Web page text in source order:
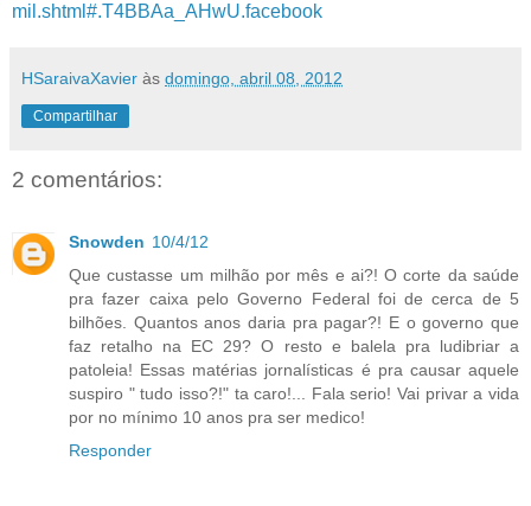
mil.shtml#.T4BBAa_AHwU.facebook
HSaraivaXavier às domingo, abril 08, 2012
Compartilhar
2 comentários:
Snowden 10/4/12
Que custasse um milhão por mês e ai?! O corte da saúde
pra fazer caixa pelo Governo Federal foi de cerca de 5
bilhões. Quantos anos daria pra pagar?! E o governo que
faz retalho na EC 29? O resto e balela pra ludibriar a
patoleia! Essas matérias jornalísticas é pra causar aquele
suspiro " tudo isso?!" ta caro!... Fala serio! Vai privar a vida
por no mínimo 10 anos pra ser medico!
Responder